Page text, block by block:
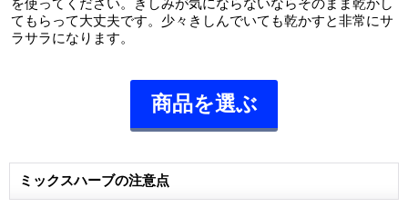
を使ってください。きしみが気にならないならそのまま乾かし
てもらって大丈夫です。少々きしんでいても乾かすと非常にサ
ラサラになります。
商品を選ぶ
ミックスハーブの注意点